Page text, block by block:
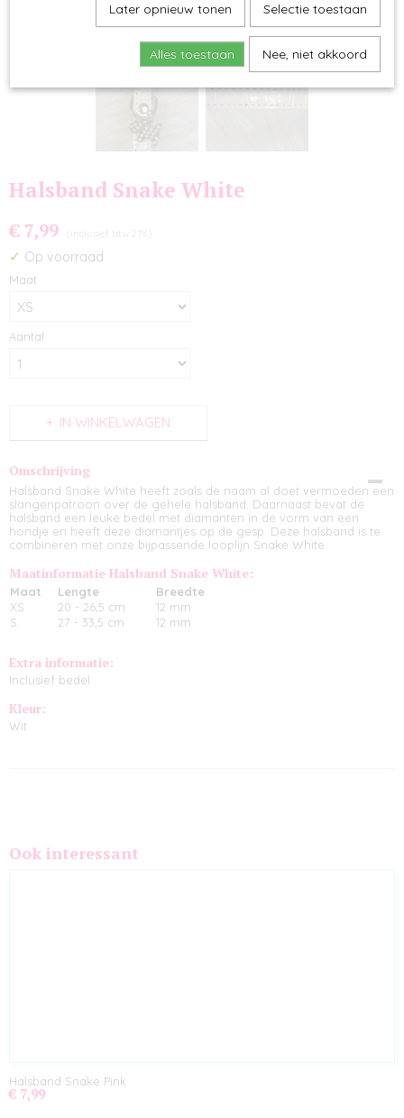
Halsband Snake White
€ 7,99 (inclusief btw 21%)
✓ Op voorraad
Maat
Aantal
IN WINKELWAGEN
Omschrijving
Halsband Snake White heeft zoals de naam al doet vermoeden een
slangenpatroon over de gehele halsband. Daarnaast bevat de
halsband een leuke bedel met diamanten in de vorm van een
hondje en heeft deze diamantjes op de gesp. Deze halsband is te
combineren met onze bijpassende looplijn Snake White
Maatinformatie Halsband Snake White:
Maat Lengte
Breedte
XS
20 - 26,5 cm
12 mm
S
27 - 33,5 cm 12 mm
Extra informatie:
Inclusief bedel
Kleur:
Wit
Ook interessant
Halsband Snake Pink
€ 7,99
Later opnieuw tonen Selectie toestaan
Alles toestaan Nee, niet akkoord